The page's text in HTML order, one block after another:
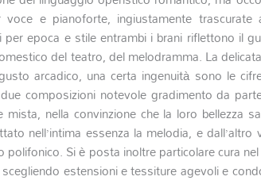
e pianoforte, ingiustamente trascurate
epoca e stile entrambi i brani riflettono il
del teatro, del melodramma. La
arcadico, una certa ingenuità sono le
composizioni notevole gradimento da
mista, nella convinzione che la loro bellezza
nell’intima essenza la melodia, e
polifonico. Si è posta inoltre particolare cura
estensioni e tessiture agevoli e